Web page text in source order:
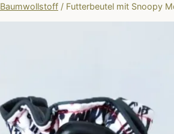
/ Futterbeutel mit Snoopy